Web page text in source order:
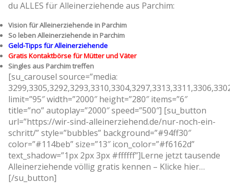
du ALLES für Alleinerziehende aus Parchim:
Vision für Alleinerziehende in Parchim
So leben Alleinerziehende in Parchim
Geld-Tipps für Alleinerziehende
Gratis Kontaktbörse für Mütter und Väter
Singles aus Parchim treffen
[su_carousel source=”media:
limit=”95″ width=”2000″ height=”280″ items=”6″
title=”no” autoplay=”2000″ speed=”500″] [su_button
url=”https://wir-sind-alleinerziehend.de/nur-noch-ein-
schritt/” style=”bubbles” background=”#94ff30″
color=”#114beb” size=”13″ icon_color=”#f6162d”
text_shadow=”1px 2px 3px #ffffff”]Lerne jetzt tausende
Alleinerziehende völlig gratis kennen – Klicke hier…
[/su_button]